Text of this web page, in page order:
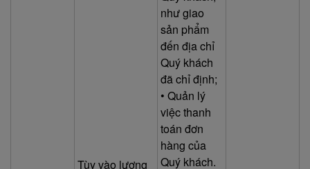
Tùy vào lượng
như giao
sản phẩm
đến địa chỉ
Quý khách
đã chỉ định;
• Quản lý
việc thanh
toán đơn
hàng của
Quý khách.